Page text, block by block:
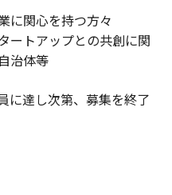
に関心を持つ方々
ートアップとの共創に関
治体等
達し次第、募集を終了